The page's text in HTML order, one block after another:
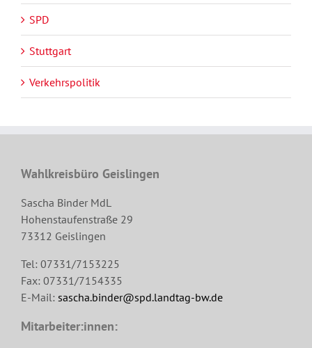
SPD
Stuttgart
Verkehrspolitik
Wahlkreisbüro Geislingen
Sascha Binder MdL
Hohenstaufenstraße 29
73312 Geislingen
Tel: 07331/7153225
Fax: 07331/7154335
E-Mail: sascha.binder@spd.landtag-bw.de
Mitarbeiter:innen: